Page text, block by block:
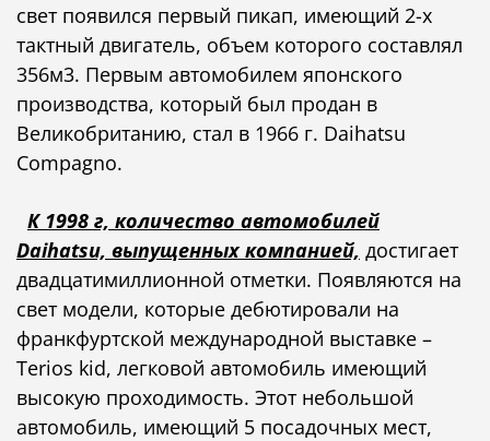
свет появился первый пикап, имеющий 2-х
тактный двигатель, объем которого составлял
356м3. Первым автомобилем японского
производства, который был продан в
Великобританию, стал в 1966 г. Daihatsu
Compagno.
К 1998 г, количество автомобилей
Daihatsu, выпущенных компанией, достигает
двадцатимиллионной отметки. Появляются на
свет модели, которые дебютировали на
франкфуртской международной выставке –
Terios kid, легковой автомобиль имеющий
высокую проходимость. Этот небольшой
автомобиль, имеющий 5 посадочных мест,